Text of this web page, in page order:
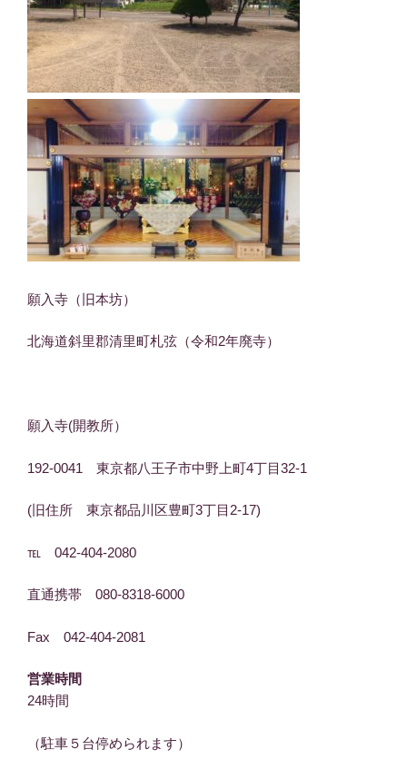
願入寺（旧本坊）
北海道斜里郡清里町札弦（令和2年廃寺）
願入寺(開教所）
192-0041 東京都八王子市中野上町4丁目32-1
(旧住所 東京都品川区豊町3丁目2-17)
℡ 042-404-2080
直通携帯 080-8318-6000
Fax 042-404-2081
営業時間
24時間
（駐車５台停められます）